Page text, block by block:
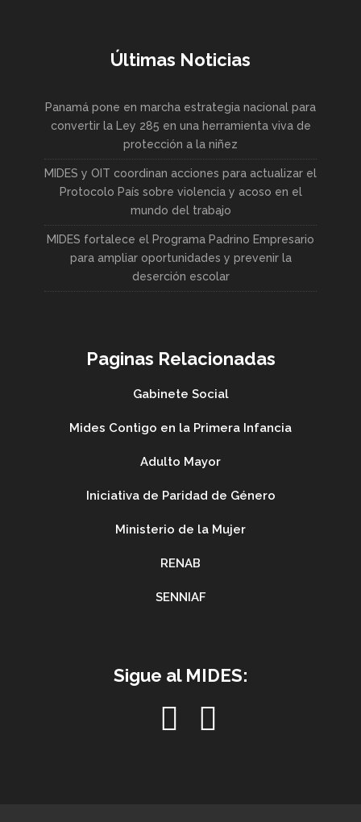
Últimas Noticias
Panamá pone en marcha estrategia nacional para
convertir la Ley 285 en una herramienta viva de
protección a la niñez
MIDES y OIT coordinan acciones para actualizar el
Protocolo País sobre violencia y acoso en el
mundo del trabajo
MIDES fortalece el Programa Padrino Empresario
para ampliar oportunidades y prevenir la
deserción escolar
Paginas Relacionadas
Gabinete Social
Mides Contigo en la Primera Infancia
Adulto Mayor
Iniciativa de Paridad de Género
Ministerio de la Mujer
RENAB
SENNIAF
Sigue al MIDES: